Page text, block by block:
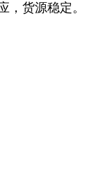
，货源稳定。